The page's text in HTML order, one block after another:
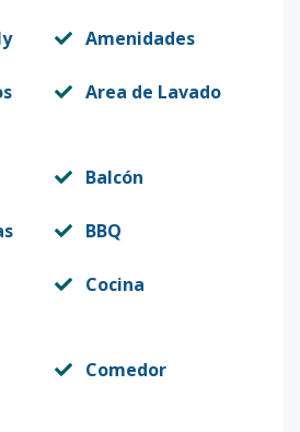
Amenidades
Area de Lavado
Balcón
BBQ
Cocina
Comedor